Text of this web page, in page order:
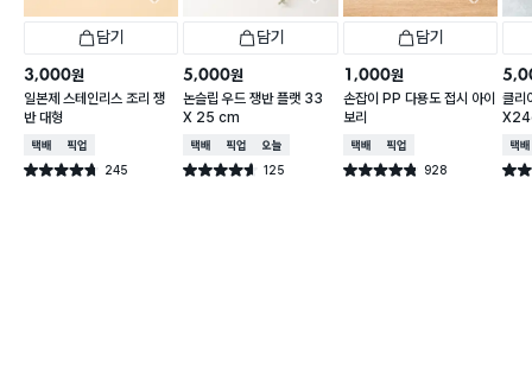
담기
3,000원
일본제 스테인리스 조리 쟁
반 대형
택배배송매장픽업
별점 4.7점 245
건 작성
담기
5,000원
논슬립 우드 쟁반 플랫 33
X 25 cm
택배배송매장픽업오늘배송
별점 4.6점 125
건 작성
담기
1,000원
손잡이 PP 다용도 접시 아이
보리
택배배송매장픽업
별점 4.8점 928
건 작성
클리
택배
별점